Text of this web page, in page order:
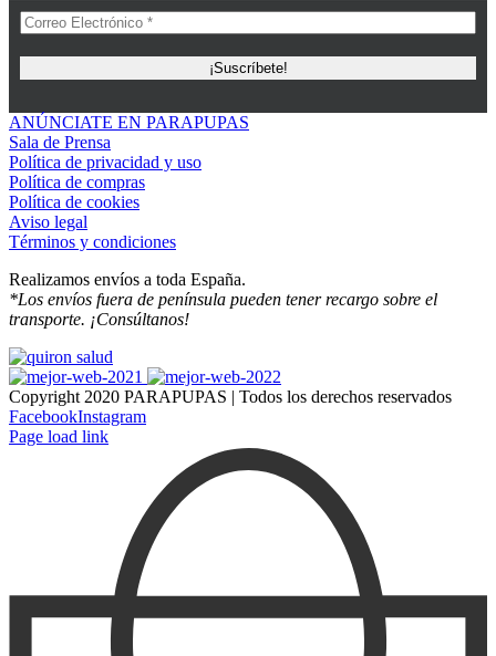
ANÚNCIATE EN PARAPUPAS
Sala de Prensa
Política de privacidad y uso
Política de compras
Política de cookies
Aviso legal
Términos y condiciones
Realizamos envíos a toda España.
*Los envíos fuera de península pueden tener recargo sobre el
transporte. ¡Consúltanos!
Copyright 2020 PARAPUPAS | Todos los derechos reservados
FacebookInstagram
Page load link